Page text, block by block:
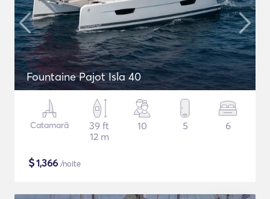
Fountaine Pajot Isla 40
Catamarã
39 ft
12 m
10 5 6
$1,366 /noite